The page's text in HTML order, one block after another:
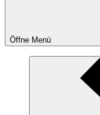
Öffne Menü